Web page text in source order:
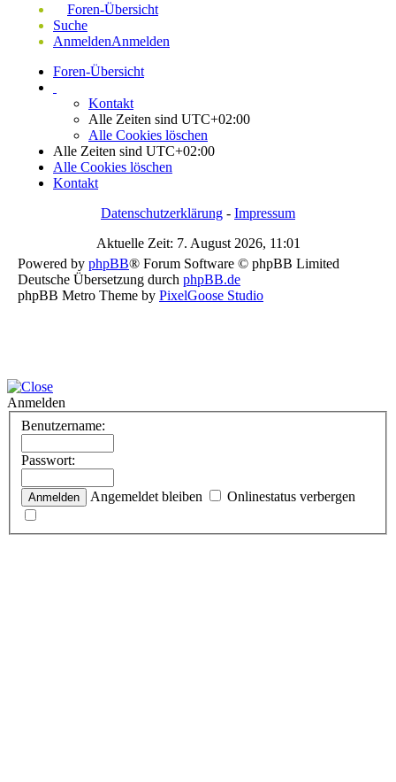
Foren-Übersicht
Suche
AnmeldenAnmelden
Foren-Übersicht
Kontakt
Alle Zeiten sind UTC+02:00
Alle Cookies löschen
Alle Zeiten sind UTC+02:00
Alle Cookies löschen
Kontakt
Datenschutzerklärung - Impressum
Aktuelle Zeit: 7. August 2026, 11:01
Powered by phpBB® Forum Software © phpBB Limited
Deutsche Übersetzung durch phpBB.de
phpBB Metro Theme by PixelGoose Studio
Anmelden
Benutzername:
Passwort:
Angemeldet bleiben Onlinestatus verbergen